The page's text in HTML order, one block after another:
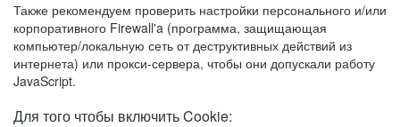
Также рекомендуем проверить настройки персонального и/или
корпоративного Firewall'a (программа, защищающая
компьютер/локальную сеть от деструктивных действий из
интернета) или прокси-сервера, чтобы они допускали работу
JavaScript.
Для того чтобы включить Cookie: